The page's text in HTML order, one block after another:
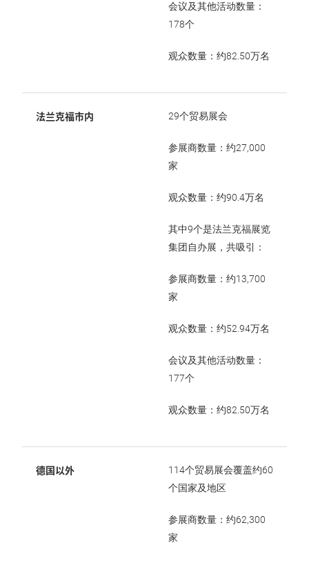
会议及其他活动数量：
178个
观众数量：约82.50万名
法兰克福市内 29个贸易展会
参展商数量：约27,000
家
观众数量：约90.4万名
其中9个是法兰克福展览
集团自办展，共吸引：
参展商数量：约13,700
家
观众数量：约52.94万名
会议及其他活动数量：
177个
观众数量：约82.50万名
德国以外
114个贸易展会覆盖约60
个国家及地区
参展商数量：约62,300
家